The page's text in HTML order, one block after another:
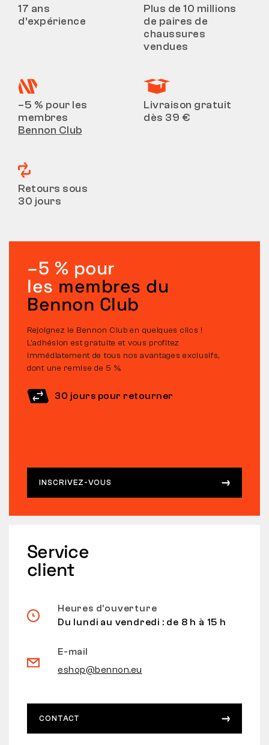
17 ans
d’expérience
Plus de 10 millions
de paires de
chaussures
vendues
–5 % pour les
membres
Bennon Club
Livraison gratuit
dès 39 €
Retours sous
30 jours
–5 % pour
les membres du
Bennon Club
Rejoignez le Bennon Club en quelques clics !
L’adhésion est gratuite et vous profitez
immédiatement de tous nos avantages exclusifs,
dont une remise de 5 %.
30 jours pour retourner
INSCRIVEZ-VOUS
Service
client
Heures d’ouverture
Du lundi au vendredi : de 8 h à 15 h
E-mail
eshop@bennon.eu
CONTACT